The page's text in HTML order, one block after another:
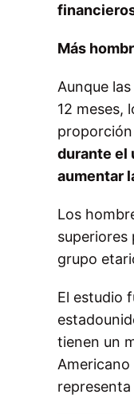
Más
Aunque
12 meses,
proporción
durante el
aumentar
Los
superiores
grupo
El estudio
tienen un
representa